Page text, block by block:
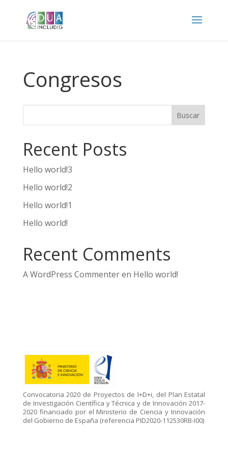
Congresos
Buscar
Recent Posts
Hello world!3
Hello world!2
Hello world!1
Hello world!
Recent Comments
A WordPress Commenteren Hello world!
Convocatoria 2020 de Proyectos de I+D+i, del Plan Estatal
de Investigación Científica y Técnica y de Innovación 2017-
2020 financiado por el Ministerio de Ciencia y Innovación
del Gobierno de España (referencia PID2020-112530RB-I00)